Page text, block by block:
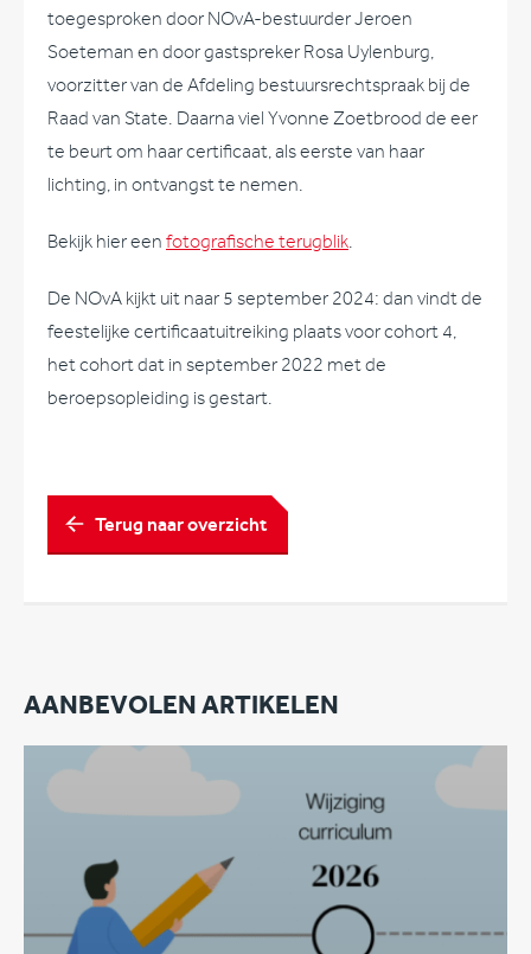
toegesproken door NOvA-bestuurder Jeroen
Soeteman en door gastspreker Rosa Uylenburg,
voorzitter van de Afdeling bestuursrechtspraak bij de
Raad van State. Daarna viel Yvonne Zoetbrood de eer
te beurt om haar certificaat, als eerste van haar
lichting, in ontvangst te nemen.
Bekijk hier een fotografische terugblik.
De NOvA kijkt uit naar 5 september 2024: dan vindt de
feestelijke certificaatuitreiking plaats voor cohort 4,
het cohort dat in september 2022 met de
beroepsopleiding is gestart.
Terug naar overzicht
AANBEVOLEN ARTIKELEN